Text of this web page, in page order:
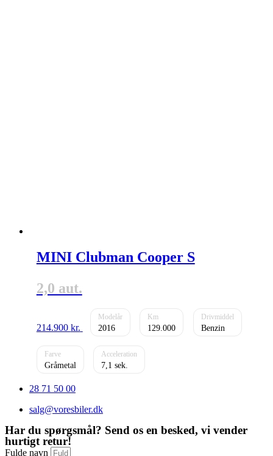
MINI Clubman Cooper S
2,0 aut.
214.900 kr. 2016 129.000 Benzin
Gråmetal 7,1
28 71 50 00
salg@voresbiler.dk
Har du spørgsmål? Send os en besked, vi vender
hurtigt retur!
Fulde navn